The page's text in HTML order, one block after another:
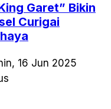
Garet” Bikin
Curigai
16 Jun 2025